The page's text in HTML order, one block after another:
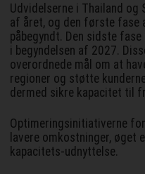
Udvidelserne i Thailand
af året, og den første fase
påbegyndt. Den sidste
i begyndelsen af 2027.
overordnede mål om at
regioner og støtte
dermed sikre kapacitet til
Optimeringsinitiativerne
lavere omkostninger,
kapacitets-udnyttelse.